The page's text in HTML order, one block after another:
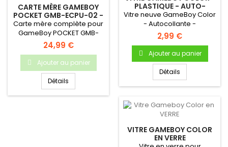
CARTE MÈRE GAMEBOY
POCKET GMB-ECPU-02 -
ORIGINALE, OCCASION
Carte mère complète pour
GameBoy POCKET GMB-
ECPU-02 Carte mère
d'origine pour...
24,99 €
Ajouter au panier
Détails
PLASTIQUE - AUTO-
ADHÉSIVE
Vitre neuve GameBoy Color
- Autocollante -
Uniquement pour Gameboy
Color.
2,99 €
Ajouter au panier
Détails
VITRE GAMEBOY COLOR
EN VERRE